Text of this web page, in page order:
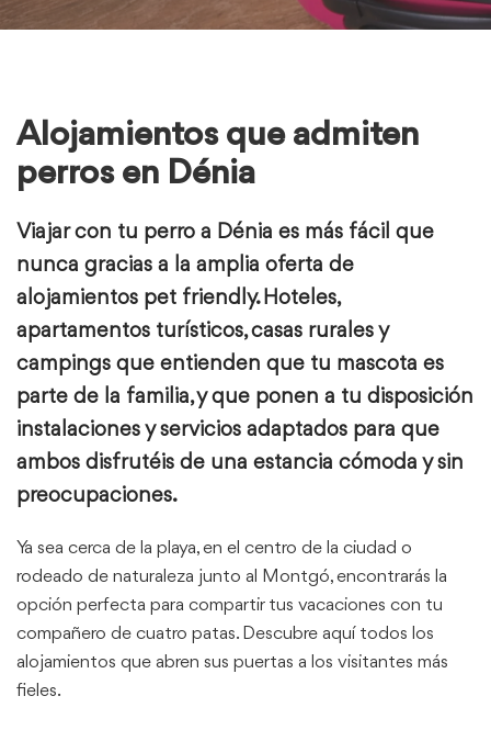
Alojamientos que admiten
perros en Dénia
Viajar con tu perro a Dénia es más fácil que
nunca gracias a la amplia oferta de
alojamientos pet friendly. Hoteles,
apartamentos turísticos, casas rurales y
campings que entienden que tu mascota es
parte de la familia, y que ponen a tu disposición
instalaciones y servicios adaptados para que
ambos disfrutéis de una estancia cómoda y sin
preocupaciones.
Ya sea cerca de la playa, en el centro de la ciudad o
rodeado de naturaleza junto al Montgó, encontrarás la
opción perfecta para compartir tus vacaciones con tu
compañero de cuatro patas. Descubre aquí todos los
alojamientos que abren sus puertas a los visitantes más
fieles.